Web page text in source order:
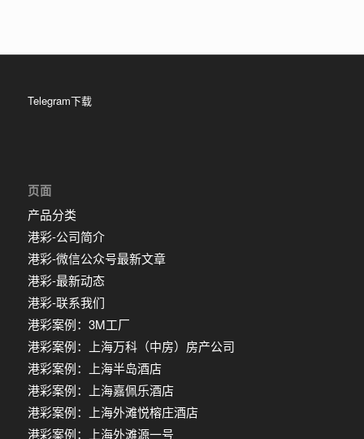
Telegram下载
页面
产品分类
港彩-公司简介
港彩-微信公众号最新文章
港彩-最新动态
港彩-联系我们
港彩案例：3M工厂
港彩案例：上海万科（中房）房产公司
港彩案例：上海半岛酒店
港彩案例：上海嘉佩乐酒店
港彩案例：上海外滩悦榕庄酒店
港彩案例：上海外滩源一号